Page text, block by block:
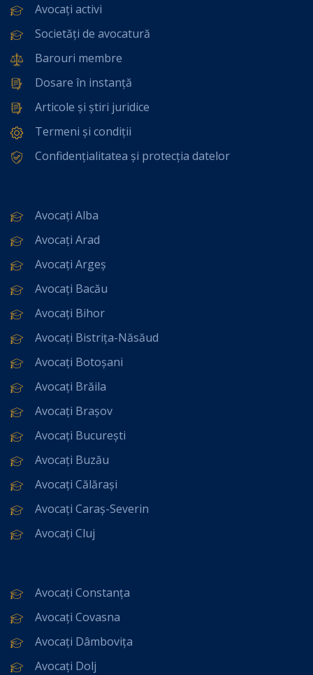
Avocați activi
Societăți de avocatură
Barouri membre
Dosare în instanță
Articole și știri juridice
Termeni și condiții
Confidențialitatea și protecția datelor
Avocați Alba
Avocați Arad
Avocați Argeș
Avocați Bacău
Avocați Bihor
Avocați Bistrița-Năsăud
Avocați Botoșani
Avocați Brăila
Avocați Brașov
Avocați București
Avocați Buzău
Avocați Călărași
Avocați Caraș-Severin
Avocați Cluj
Avocați Constanța
Avocați Covasna
Avocați Dâmbovița
Avocați Dolj